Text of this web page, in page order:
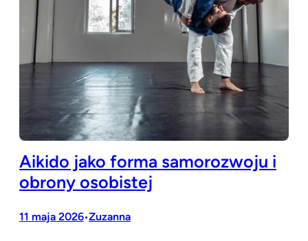
Aikido jako forma samorozwoju i
obrony osobistej
11 maja 2026•Zuzanna